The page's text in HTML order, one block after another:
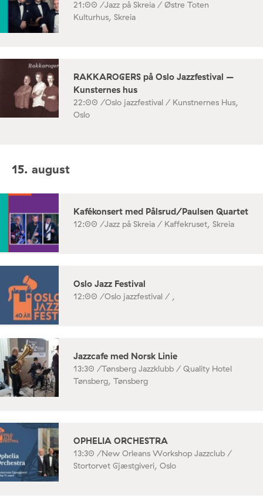
21:00 /Jazz på Skreia / Østre Toten
Kulturhus, Skreia
RAKKAROGERS på Oslo Jazzfestival –
Kunsternes hus
22:00 /Oslo jazzfestival / Kunstnernes Hus,
Oslo
15. august
Kafékonsert med Pålsrud/Paulsen Quartet
12:00 /Jazz på Skreia / Kaffekruset, Skreia
Oslo Jazz Festival
12:00 /Oslo jazzfestival / ,
Jazzcafe med Norsk Linie
13:30 /Tønsberg Jazzklubb / Quality Hotel
Tønsberg, Tønsberg
OPHELIA ORCHESTRA
13:30 /New Orleans Workshop Jazzclub /
Stortorvet Gjæstgiveri, Oslo